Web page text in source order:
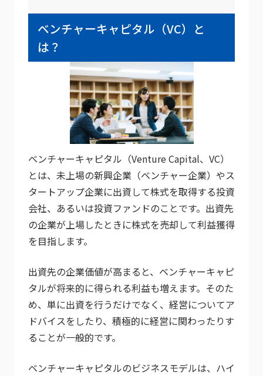
ベンチャーキャピタル（VC）と
は？
ベンチャーキャピタル（Venture Capital、VC）
とは、未上場の新興企業（ベンチャー企業）やス
タートアップ企業に出資して株式を取得する投資
会社、あるいは投資ファンドのことです。出資先
の企業が上場したときに株式を売却して利益獲得
を目指します。
出資先の企業価値が高まると、ベンチャーキャピ
タルが将来的に得られる利益も増えます。そのた
め、単に出資を行うだけでなく、経営についてア
ドバイスをしたり、積極的に経営に関わったりす
ることが一般的です。
ベンチャーキャピタルのビジネスモデルは、ハイ